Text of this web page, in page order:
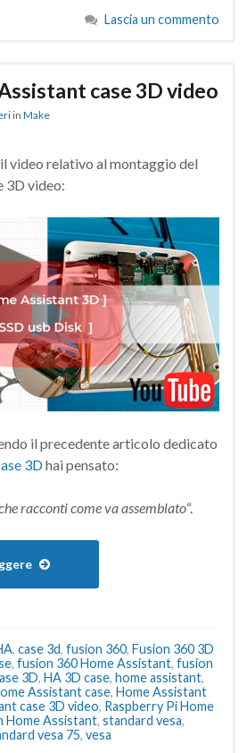
Lascia un commento
case 3D video
in Make
video relativo al montaggio del
3D video:
il precedente articolo dedicato
3Dhai pensato:
racconti come va assemblato“.
, case 3d, fusion 360, Fusion 360 3D
, fusion 360 Home Assistant, fusion
3D, HA 3D case, home assistant,
Assistant case, Home Assistant
case 3D video, Raspberry Pi Home
Home Assistant, standard vesa,
vesa 75, vesa